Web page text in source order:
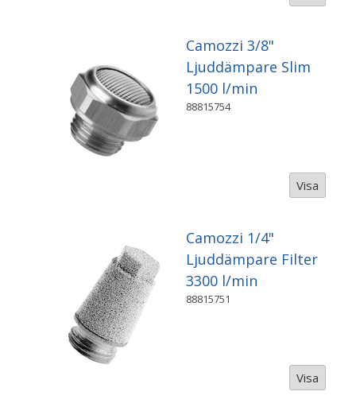
Camozzi 3/8"
Ljuddämpare Slim
1500 l/min
88815754
Visa
Camozzi 1/4"
Ljuddämpare Filter
3300 l/min
88815751
Visa